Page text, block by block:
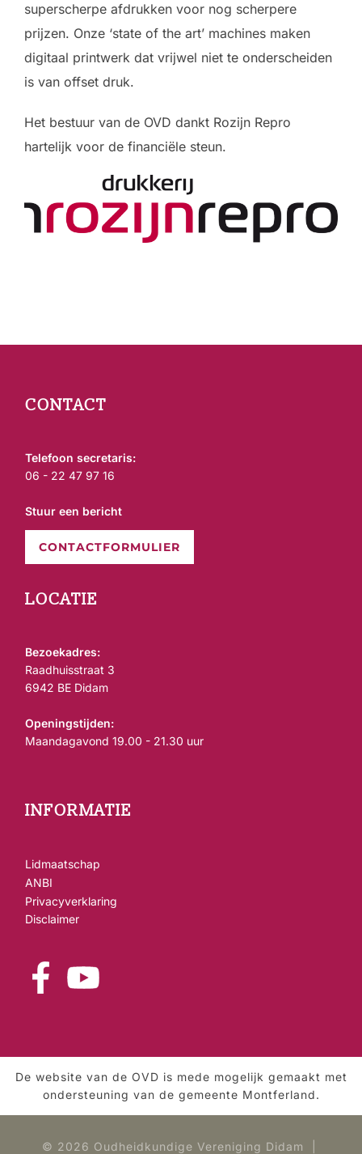
superscherpe afdrukken voor nog scherpere
prijzen. Onze ‘state of the art’ machines maken
digitaal printwerk dat vrijwel niet te onderscheiden
is van offset druk.
Het bestuur van de OVD dankt Rozijn Repro
hartelijk voor de financiële steun.
navigatie
CONTACT
Telefoon secretaris:
06 - 22 47 97 16
Stuur een bericht
CONTACTFORMULIER
LOCATIE
Bezoekadres:
Raadhuisstraat 3
6942 BE Didam
Openingstijden:
Maandagavond 19.00 - 21.30 uur
INFORMATIE
Lidmaatschap
ANBI
Privacyverklaring
Disclaimer
De website van de OVD is mede mogelijk gemaakt met
ondersteuning van de gemeente Montferland.
© 2026 Oudheidkundige Vereniging Didam |